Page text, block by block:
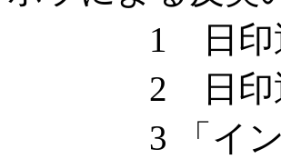
1 日印通商
2 日印通商
3 「インド